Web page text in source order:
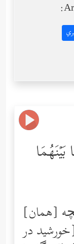
[همان] پروردگار آسمان‌ها و زمین و آنچه
در